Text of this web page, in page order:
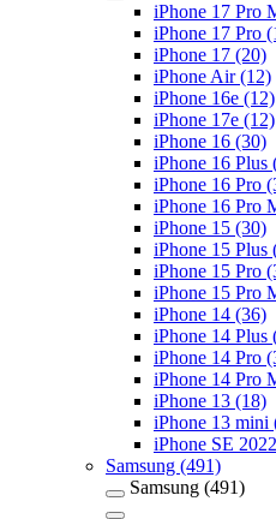
iPhone 17 Pro
iPhone 17 Pro
iPhone 17 (20)
iPhone Air (12)
iPhone 16e (12)
iPhone 17e (12)
iPhone 16 (30)
iPhone 16 Plus
iPhone 16 Pro
iPhone 16 Pro
iPhone 15 (30)
iPhone 15 Plus
iPhone 15 Pro
iPhone 15 Pro
iPhone 14 (36)
iPhone 14 Plus
iPhone 14 Pro
iPhone 14 Pro
iPhone 13 (18)
iPhone 13 mini
iPhone SE
Samsung (491)
Samsung (491)